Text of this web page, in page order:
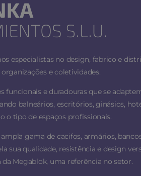
especialistas no design, fabrico e
e coletividades.
funcionais e duradouras que se
balneários, escritórios, ginásios,
o tipo de espaços profissionais.
gama de cacifos, armários,
sua qualidade, resistência e design
Megablok, uma referência no setor.